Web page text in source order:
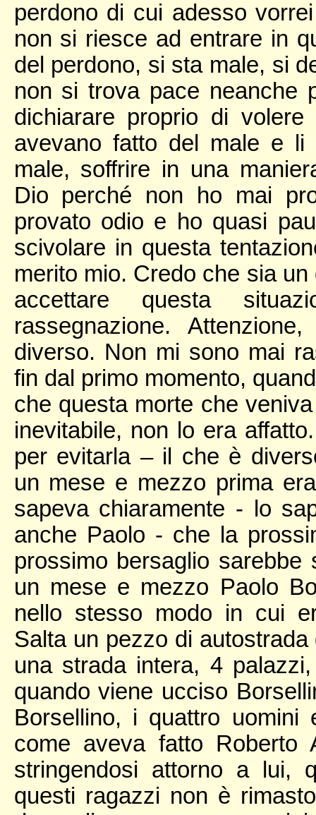
perdono di cui adesso
non si riesce ad entrare in
del perdono, si sta male, si
non si trova pace neanche
dichiarare proprio di
avevano fatto del male e
male, soffrire in una
Dio perché non ho mai
provato odio e ho quasi
scivolare in questa
merito mio. Credo che sia
accettare questa
rassegnazione.
diverso. Non mi sono mai
fin dal primo momento,
che questa morte che
inevitabile, non lo era
per evitarla – il che è
un mese e mezzo prima
sapeva chiaramente - lo
anche Paolo - che la
prossimo bersaglio
un mese e mezzo Paolo
nello stesso modo in cui
Salta un pezzo di
una strada intera, 4
quando viene ucciso
Borsellino, i quattro
come aveva fatto Roberto
stringendosi attorno a lui,
questi ragazzi non è